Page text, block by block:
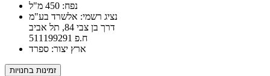
נפח: 450 מ"ל
נציג רשמי: אלשרד בע"מ
דרך בן צבי 84, תל אביב
ח.פ 511199291
ארץ יצור: ספרד
זמינות בחנויות